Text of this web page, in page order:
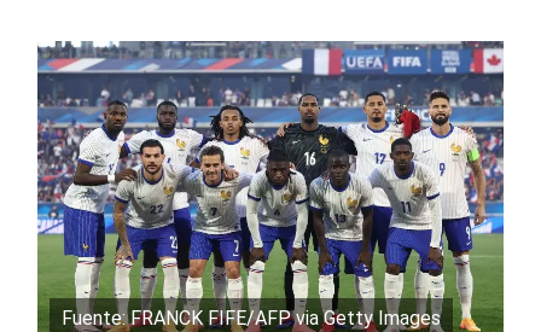
Fuente: FRANCK FIFE/AFP via Getty Images